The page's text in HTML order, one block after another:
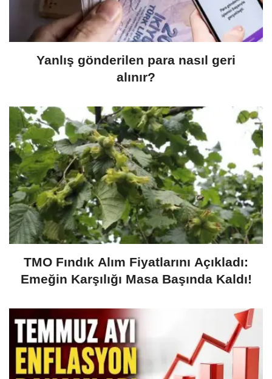
Yanlış gönderilen para nasıl geri
alınır?
TMO Fındık Alım Fiyatlarını Açıkladı:
Emeğin Karşılığı Masa Başında Kaldı!